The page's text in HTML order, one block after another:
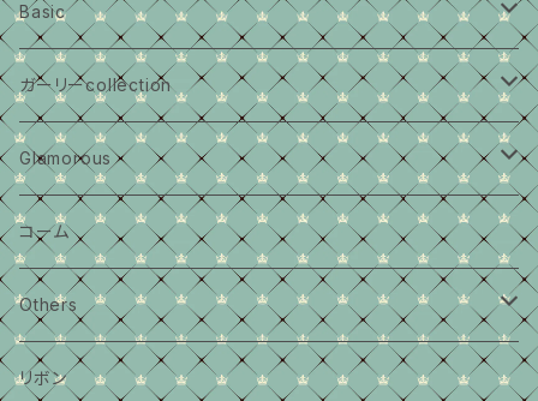
Basic
大きいサイズ
middleサイズ
小さめサイズ
セット
ガーリーcollection
大きいサイズ
middleサイズ
カチューシャ
Glamorous
大きいサイズ
コーム
Others
2wayブローチ
リボン